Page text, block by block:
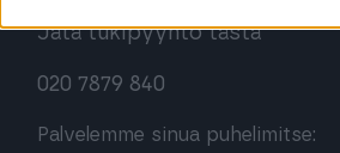
Jätä tukipyyntö tästä
020 7879 840
Palvelemme sinua puhelimitse: